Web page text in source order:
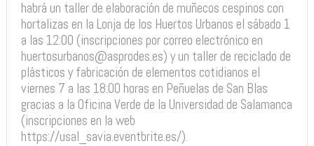
habrá un taller de elaboración de muñecos cespinos con
hortalizas en la Lonja de los Huertos Urbanos el sábado 1
a las 12:00 (inscripciones por correo electrónico en
huertosurbanos@asprodes.es) y un taller de reciclado de
plásticos y fabricación de elementos cotidianos el
viernes 7 a las 18:00 horas en Peñuelas de San Blas
gracias a la Oficina Verde de la Universidad de Salamanca
(inscripciones en la web
https://usal_savia.eventbrite.es/).